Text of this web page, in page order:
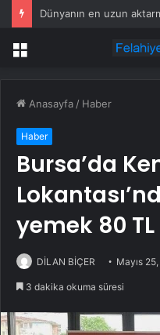
Menü
Anasayfa / Haber
Haber
Bursa’da
yemek 80
DİLAN BİÇER Mayıs
3 dakika okuma süresi